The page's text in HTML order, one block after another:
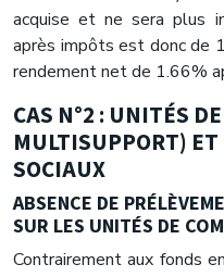
acquise et ne sera plus
après impôts est donc de
rendement net de 1.66%
CAS N°2 : UNITÉS
MULTISUPPORT)
SOCIAUX
ABSENCE DE
SUR LES UNITÉS DE
Contrairement aux fonds